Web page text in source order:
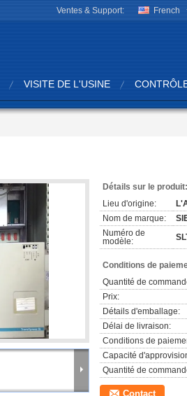
Ventes & Support: French
VISITE DE L'USINE
Détails sur le produit:
Lieu d'origine:
Nom de marque:
Numéro de
modèle:
Conditions de
Quantité de
Prix:
Détails d'emballage:
Délai de livraison:
Conditions de
Capacité
Quantité de
Contact